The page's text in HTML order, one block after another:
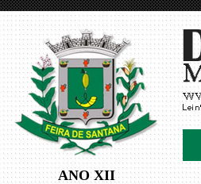
ANO XII